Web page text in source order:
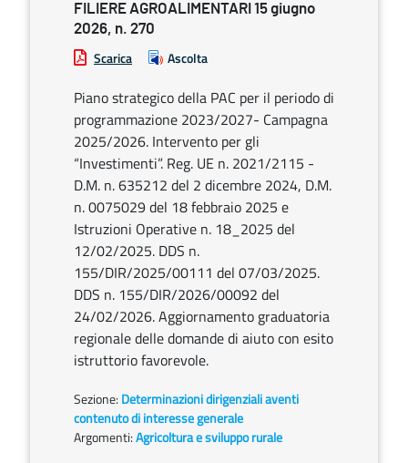
FILIERE AGROALIMENTARI 15 giugno
2026, n. 270
Scarica Ascolta
Piano strategico della PAC per il periodo di
programmazione 2023/2027- Campagna
2025/2026. Intervento per gli
“Investimenti”. Reg. UE n. 2021/2115 -
D.M. n. 635212 del 2 dicembre 2024, D.M.
n. 0075029 del 18 febbraio 2025 e
Istruzioni Operative n. 18_2025 del
12/02/2025. DDS n.
155/DIR/2025/00111 del 07/03/2025.
DDS n. 155/DIR/2026/00092 del
24/02/2026. Aggiornamento graduatoria
regionale delle domande di aiuto con esito
istruttorio favorevole.
Sezione: Determinazioni dirigenziali aventi
contenuto di interesse generale
Argomenti:Agricoltura e sviluppo rurale